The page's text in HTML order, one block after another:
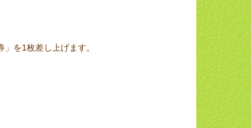
を1枚差し上げます。